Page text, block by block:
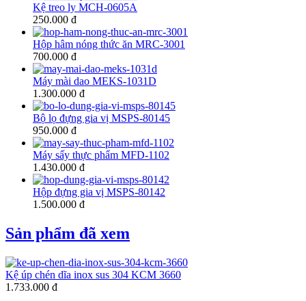
Kệ treo ly MCH-0605A
250.000 đ
Hộp hâm nóng thức ăn MRC-3001
700.000 đ
Máy mài dao MEKS-1031D
1.300.000 đ
Bộ lọ đựng gia vị MSPS-80145
950.000 đ
Máy sấy thực phẩm MFD-1102
1.430.000 đ
Hộp đựng gia vị MSPS-80142
1.500.000 đ
Sản phẩm đã xem
Kệ úp chén dĩa inox sus 304 KCM 3660
1.733.000 đ